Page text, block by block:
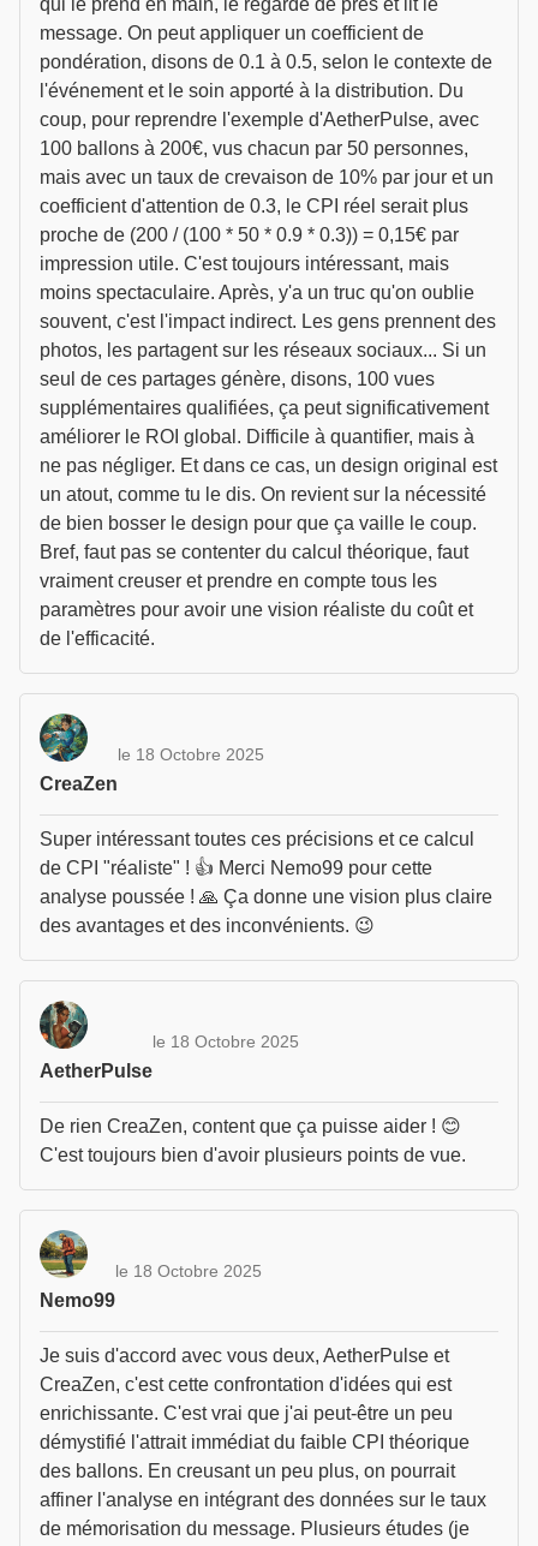
qui le prend en main, le regarde de près et lit le
message. On peut appliquer un coefficient de
pondération, disons de 0.1 à 0.5, selon le contexte de
l'événement et le soin apporté à la distribution. Du
coup, pour reprendre l'exemple d'AetherPulse, avec
100 ballons à 200€, vus chacun par 50 personnes,
mais avec un taux de crevaison de 10% par jour et un
coefficient d'attention de 0.3, le CPI réel serait plus
proche de (200 / (100 * 50 * 0.9 * 0.3)) = 0,15€ par
impression utile. C'est toujours intéressant, mais
moins spectaculaire. Après, y'a un truc qu'on oublie
souvent, c'est l'impact indirect. Les gens prennent des
photos, les partagent sur les réseaux sociaux... Si un
seul de ces partages génère, disons, 100 vues
supplémentaires qualifiées, ça peut significativement
améliorer le ROI global. Difficile à quantifier, mais à
ne pas négliger. Et dans ce cas, un design original est
un atout, comme tu le dis. On revient sur la nécessité
de bien bosser le design pour que ça vaille le coup.
Bref, faut pas se contenter du calcul théorique, faut
vraiment creuser et prendre en compte tous les
paramètres pour avoir une vision réaliste du coût et
de l'efficacité.
CreaZen
le 18 Octobre 2025
Super intéressant toutes ces précisions et ce calcul
de CPI "réaliste" ! 👍 Merci Nemo99 pour cette
analyse poussée ! 🙏 Ça donne une vision plus claire
des avantages et des inconvénients. 😉
AetherPulse
le 18 Octobre 2025
De rien CreaZen, content que ça puisse aider ! 😊
C'est toujours bien d'avoir plusieurs points de vue.
Nemo99
le 18 Octobre 2025
Je suis d'accord avec vous deux, AetherPulse et
CreaZen, c'est cette confrontation d'idées qui est
enrichissante. C'est vrai que j'ai peut-être un peu
démystifié l'attrait immédiat du faible CPI théorique
des ballons. En creusant un peu plus, on pourrait
affiner l'analyse en intégrant des données sur le taux
de mémorisation du message. Plusieurs études (je